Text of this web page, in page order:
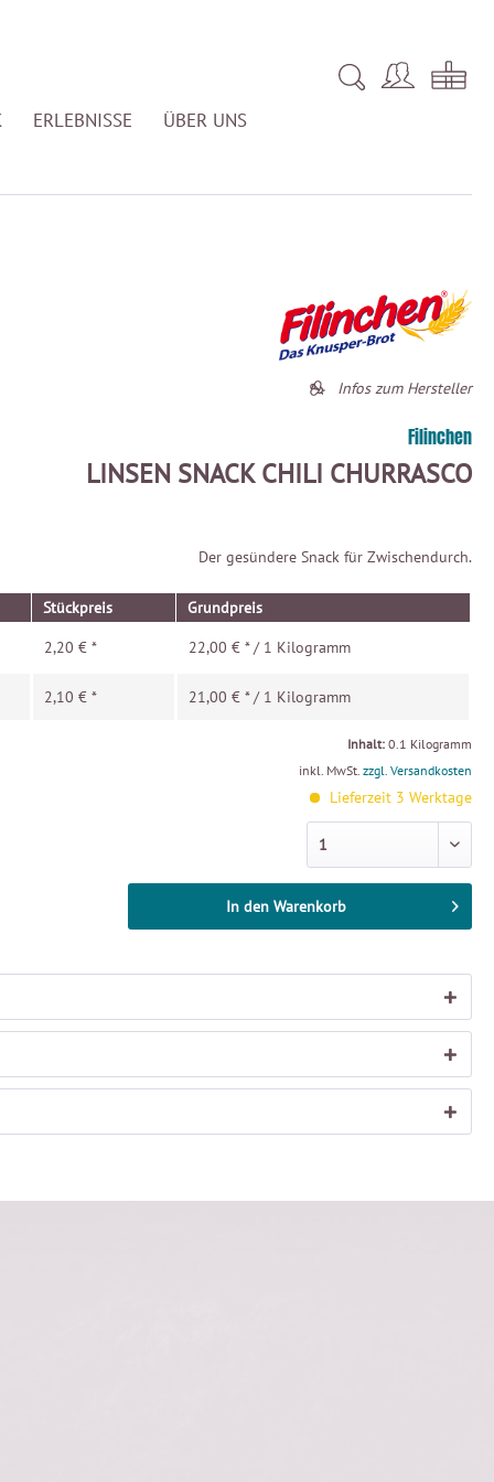
ERLEBNISSE ÜBER UNS
Infos zum Hersteller
Filinchen
LINSEN SNACK CHILI CHURRASCO
Der gesündere Snack für Zwischendurch.
Stückpreis
Grundpreis
2,20 € *
22,00 € * / 1 Kilogramm
2,10 € * 21,00 € * / 1 Kilogramm
Inhalt: 0.1 Kilogramm
inkl. MwSt. zzgl. Versandkosten
Lieferzeit 3 Werktage
In den Warenkorb